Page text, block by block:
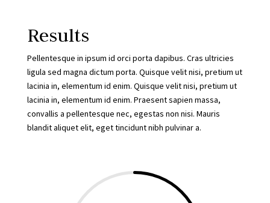
Results
Pellentesque in ipsum id orci porta dapibus. Cras ultricies
ligula sed magna dictum porta. Quisque velit nisi, pretium ut
lacinia in, elementum id enim. Quisque velit nisi, pretium ut
lacinia in, elementum id enim. Praesent sapien massa,
convallis a pellentesque nec, egestas non nisi. Mauris
blandit aliquet elit, eget tincidunt nibh pulvinar a.